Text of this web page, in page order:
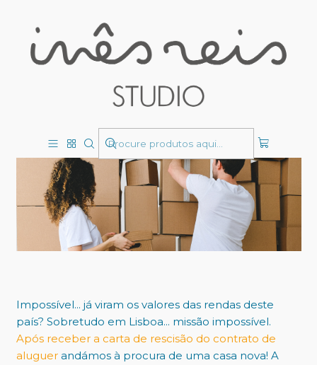
PUBLICADO EM 23/04/2025
Mudar de casa em 2025
Impossível... já viram os valores das rendas deste
país? Sobretudo em Lisboa... missão impossível.
Após receber a carta de rescisão do contrato de
aluguerandámos à procura de uma casa nova! A